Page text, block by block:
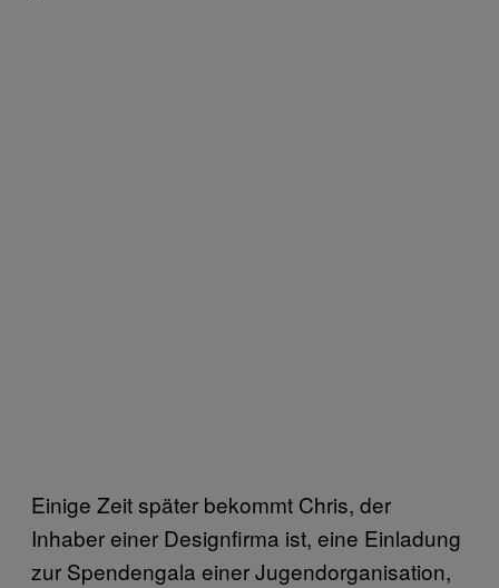
Einige Zeit später bekommt Chris, der
Inhaber einer Designfirma ist, eine Einladung
zur Spendengala einer Jugendorganisation,